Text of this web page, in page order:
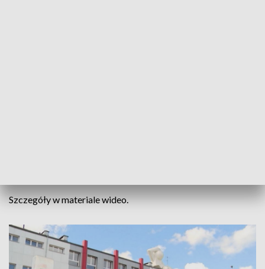
Szczegóły w materiale wideo.